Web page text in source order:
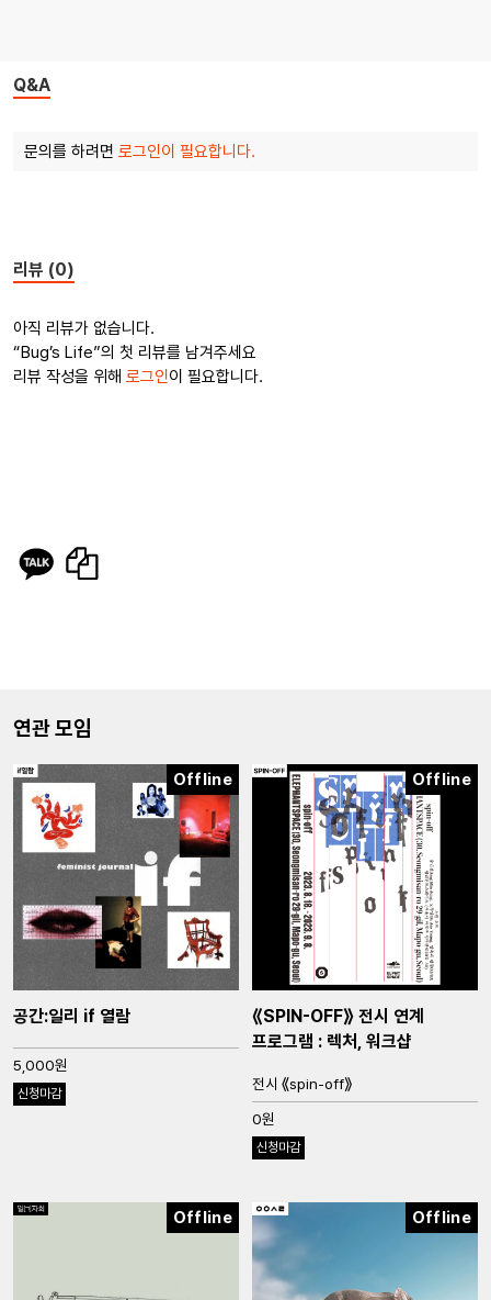
Q&A
문의를 하려면 로그인이 필요합니다.
리뷰 (0)
아직 리뷰가 없습니다.
“Bug’s Life”의 첫 리뷰를 남겨주세요
리뷰 작성을 위해 로그인이 필요합니다.
연관 모임
Offline
공간:일리 if 열람
5,000원
신청마감
Offline
⟪SPIN-OFF⟫ 전시 연계
프로그램 : 렉처, 워크샵
전시 ⟪spin-off⟫
0원
신청마감
Offline Offline